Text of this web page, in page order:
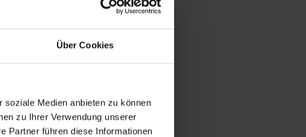
Über Cookies
Medien anbieten zu können
zu Ihrer Verwendung unserer
Partner führen diese Informationen